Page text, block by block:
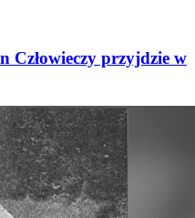
Człowieczy przyjdzie w